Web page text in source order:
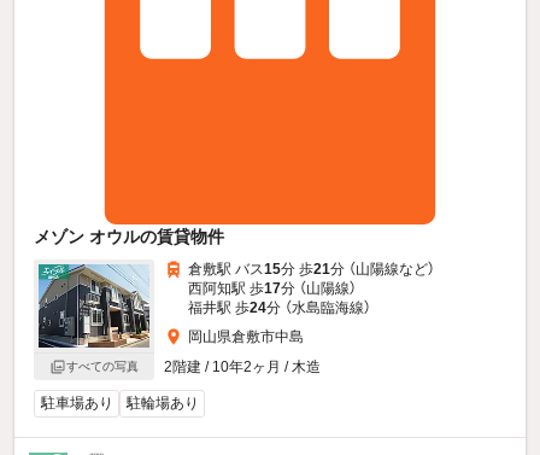
メゾン オウルの賃貸物件
すべての写真
倉敷駅 バス15分 歩21分 （山陽線など）
西阿知駅 歩17分 （山陽線）
福井駅 歩24分 （水島臨海線）
岡山県倉敷市中島
2階建 / 10年2ヶ月 / 木造
駐車場あり 駐輪場あり